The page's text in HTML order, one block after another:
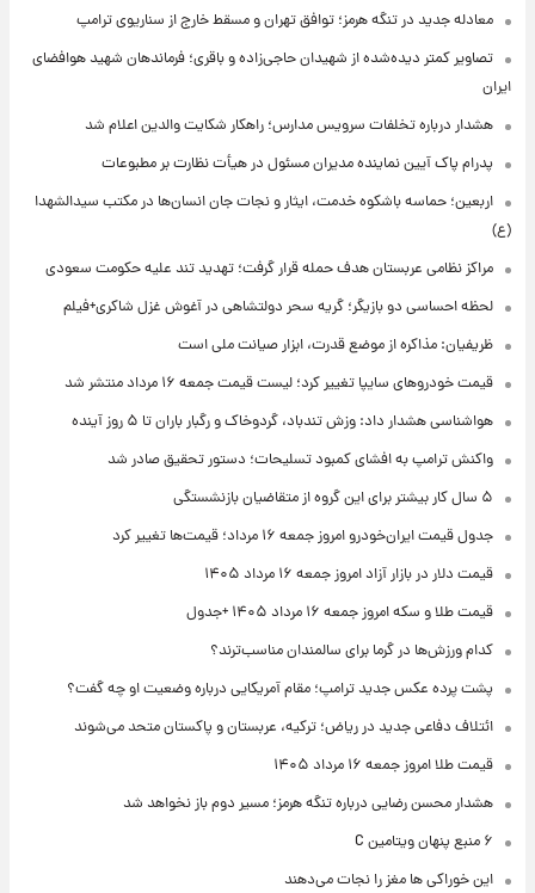
معادله جدید در تنگه هرمز؛ توافق تهران و مسقط خارج از سناریوی ترامپ
تصاویر کمتر دیده‌شده از شهیدان حاجی‌زاده و باقری؛ فرماندهان شهید هوافضای
ایران
هشدار درباره تخلفات سرویس مدارس؛ راهکار شکایت والدین اعلام شد
پدرام پاک آیین نماینده مدیران مسئول در هیأت نظارت بر مطبوعات
اربعین؛ حماسه باشکوه خدمت، ایثار و نجات جان انسان‌ها در مکتب سیدالشهدا
(ع)
مراکز نظامی عربستان هدف حمله قرار گرفت؛ تهدید تند علیه حکومت سعودی
لحظه احساسی دو بازیگر؛ گریه سحر دولتشاهی در آغوش غزل شاکری+فیلم
ظریفیان: مذاکره از موضع قدرت، ابزار صیانت ملی است
قیمت خودروهای سایپا تغییر کرد؛ لیست قیمت جمعه ۱۶ مرداد منتشر شد
هواشناسی هشدار داد: وزش تندباد، گردوخاک و رگبار باران تا ۵ روز آینده
واکنش ترامپ به افشای کمبود تسلیحات؛ دستور تحقیق صادر شد
۵ سال کار بیشتر برای این گروه از متقاضیان بازنشستگی
جدول قیمت ایران‌خودرو امروز جمعه ۱۶ مرداد؛ قیمت‌ها تغییر کرد
قیمت دلار در بازار آزاد امروز جمعه ۱۶ مرداد ۱۴۰۵
قیمت طلا و سکه امروز جمعه ۱۶ مرداد ۱۴۰۵ +جدول
کدام ورزش‌ها در گرما برای سالمندان مناسب‌ترند؟
پشت پرده عکس جدید ترامپ؛ مقام آمریکایی درباره وضعیت او چه گفت؟
ائتلاف دفاعی جدید در ریاض؛ ترکیه، عربستان و پاکستان متحد می‌شوند
قیمت طلا امروز جمعه ۱۶ مرداد ۱۴۰۵
هشدار محسن رضایی درباره تنگه هرمز؛ مسیر دوم باز نخواهد شد
۶ منبع پنهان ویتامین C
این خوراکی ها مغز را نجات می‌دهند